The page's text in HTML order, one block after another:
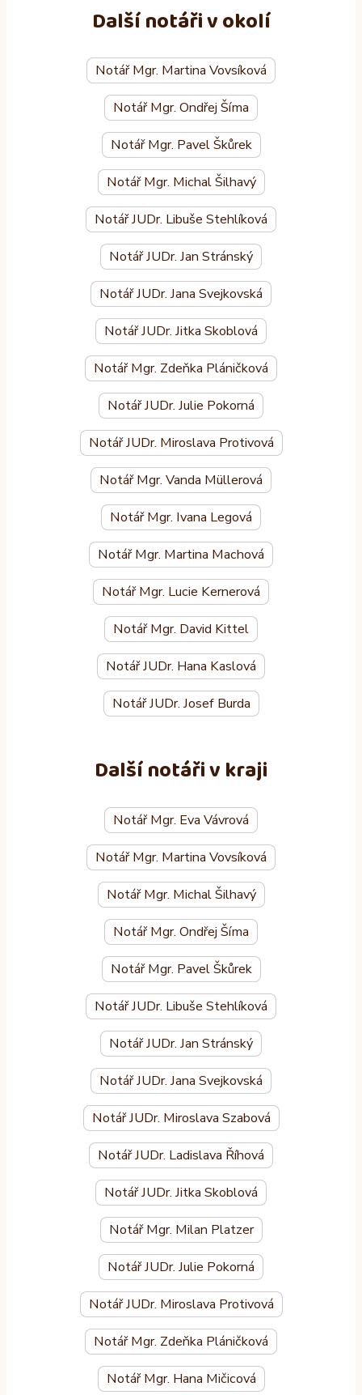
Další notáři v okolí
Notář Mgr. Martina Vovsíková
Notář Mgr. Ondřej Šíma
Notář Mgr. Pavel Škůrek
Notář Mgr. Michal Šilhavý
Notář JUDr. Libuše Stehlíková
Notář JUDr. Jan Stránský
Notář JUDr. Jana Svejkovská
Notář JUDr. Jitka Skoblová
Notář Mgr. Zdeňka Pláničková
Notář JUDr. Julie Pokorná
Notář JUDr. Miroslava Protivová
Notář Mgr. Vanda Müllerová
Notář Mgr. Ivana Legová
Notář Mgr. Martina Machová
Notář Mgr. Lucie Kernerová
Notář Mgr. David Kittel
Notář JUDr. Hana Kaslová
Notář JUDr. Josef Burda
Další notáři v kraji
Notář Mgr. Eva Vávrová
Notář Mgr. Martina Vovsíková
Notář Mgr. Michal Šilhavý
Notář Mgr. Ondřej Šíma
Notář Mgr. Pavel Škůrek
Notář JUDr. Libuše Stehlíková
Notář JUDr. Jan Stránský
Notář JUDr. Jana Svejkovská
Notář JUDr. Miroslava Szabová
Notář JUDr. Ladislava Říhová
Notář JUDr. Jitka Skoblová
Notář Mgr. Milan Platzer
Notář JUDr. Julie Pokorná
Notář JUDr. Miroslava Protivová
Notář Mgr. Zdeňka Pláničková
Notář Mgr. Hana Mičicová